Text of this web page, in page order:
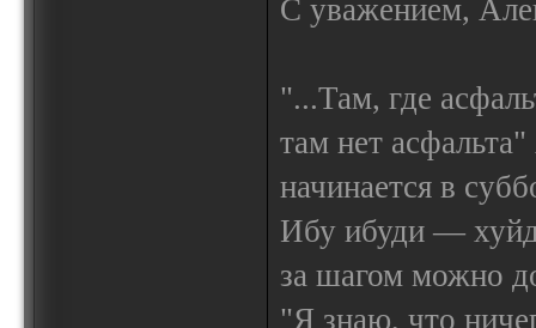
С уважением,
"...Там, где
там нет
начинается в
Ибу ибуди —
за шагом можно
"Я знаю, что